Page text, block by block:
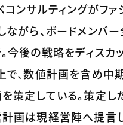
コンサルティングがファ
ながら、ボードメンバ
今後の戦略をディスカ
で、数値計画を含め中
策定している。策定し
画は現経営陣へ提言し